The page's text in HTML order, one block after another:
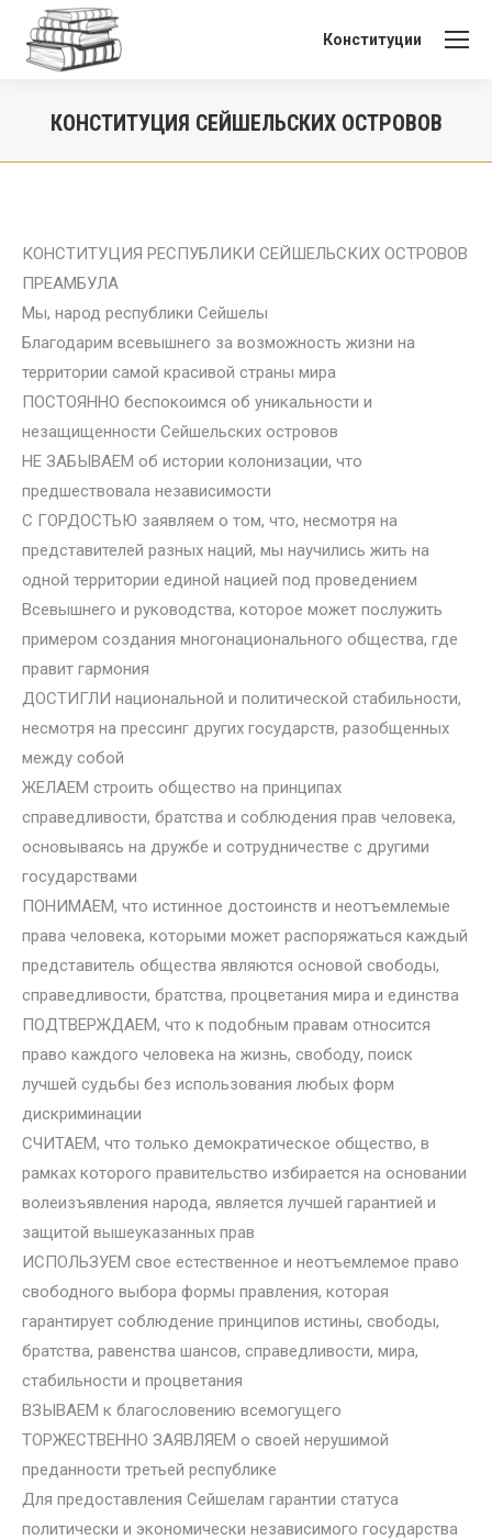
Конституции
КОНСТИТУЦИЯ СЕЙШЕЛЬСКИХ ОСТРОВОВ
КОНСТИТУЦИЯ РЕСПУБЛИКИ СЕЙШЕЛЬСКИХ ОСТРОВОВ
ПРЕАМБУЛА
Мы, народ республики Сейшелы
Благодарим всевышнего за возможность жизни на
территории самой красивой страны мира
ПОСТОЯННО беспокоимся об уникальности и
незащищенности Сейшельских островов
НЕ ЗАБЫВАЕМ об истории колонизации, что
предшествовала независимости
С ГОРДОСТЬЮ заявляем о том, что, несмотря на
представителей разных наций, мы научились жить на
одной территории единой нацией под проведением
Всевышнего и руководства, которое может послужить
примером создания многонационального общества, где
правит гармония
ДОСТИГЛИ национальной и политической стабильности,
несмотря на прессинг других государств, разобщенных
между собой
ЖЕЛАЕМ строить общество на принципах
справедливости, братства и соблюдения прав человека,
основываясь на дружбе и сотрудничестве с другими
государствами
ПОНИМАЕМ, что истинное достоинств и неотъемлемые
права человека, которыми может распоряжаться каждый
представитель общества являются основой свободы,
справедливости, братства, процветания мира и единства
ПОДТВЕРЖДАЕМ, что к подобным правам относится
право каждого человека на жизнь, свободу, поиск
лучшей судьбы без использования любых форм
дискриминации
СЧИТАЕМ, что только демократическое общество, в
рамках которого правительство избирается на основании
волеизъявления народа, является лучшей гарантией и
защитой вышеуказанных прав
ИСПОЛЬЗУЕМ свое естественное и неотъемлемое право
свободного выбора формы правления, которая
гарантирует соблюдение принципов истины, свободы,
братства, равенства шансов, справедливости, мира,
стабильности и процветания
ВЗЫВАЕМ к благословению всемогущего
ТОРЖЕСТВЕННО ЗАЯВЛЯЕМ о своей нерушимой
преданности третьей республике
Для предоставления Сейшелам гарантии статуса
политически и экономически независимого государства